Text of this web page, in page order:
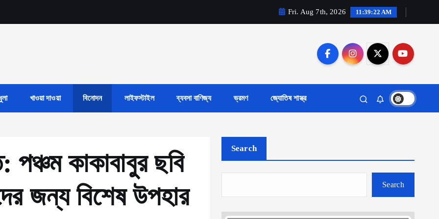
Fri. Aug 7th, 2026 11:39:24 AM
খাওয়া দাওয়া বিনোদন লাইফস্টাইল ব্যবসা বাণিজ্য ভ্রমণ জ্যোতিষ শাস্ত্র
কাকাবাবুর ছবি
জন্য বিশেষ উপহার
Search
Search